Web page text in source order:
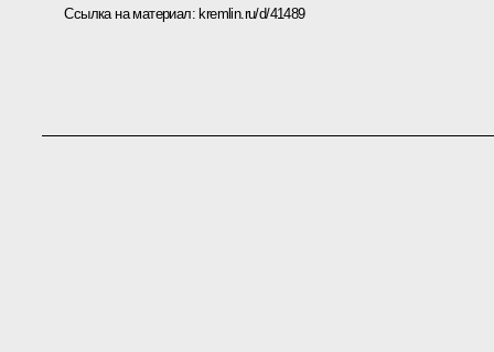
Ссылка на материал:kremlin.ru/d/41489